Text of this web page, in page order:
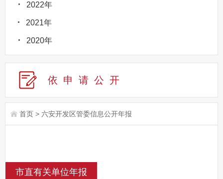
2022年
2021年
2020年
依申请公 开
首页 > 六安开发区管委信息公开年报
市直有关单位年报